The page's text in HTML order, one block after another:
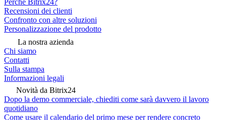
Perché Bitrix24?
Recensioni dei clienti
Confronto con altre soluzioni
Personalizzazione del prodotto
La nostra azienda
Chi siamo
Contatti
Sulla stampa
Informazioni legali
Novità da Bitrix24
Dopo la demo commerciale, chiediti come sarà davvero il lavoro
quotidiano
Come usare il calendario del primo mese per rendere concreto